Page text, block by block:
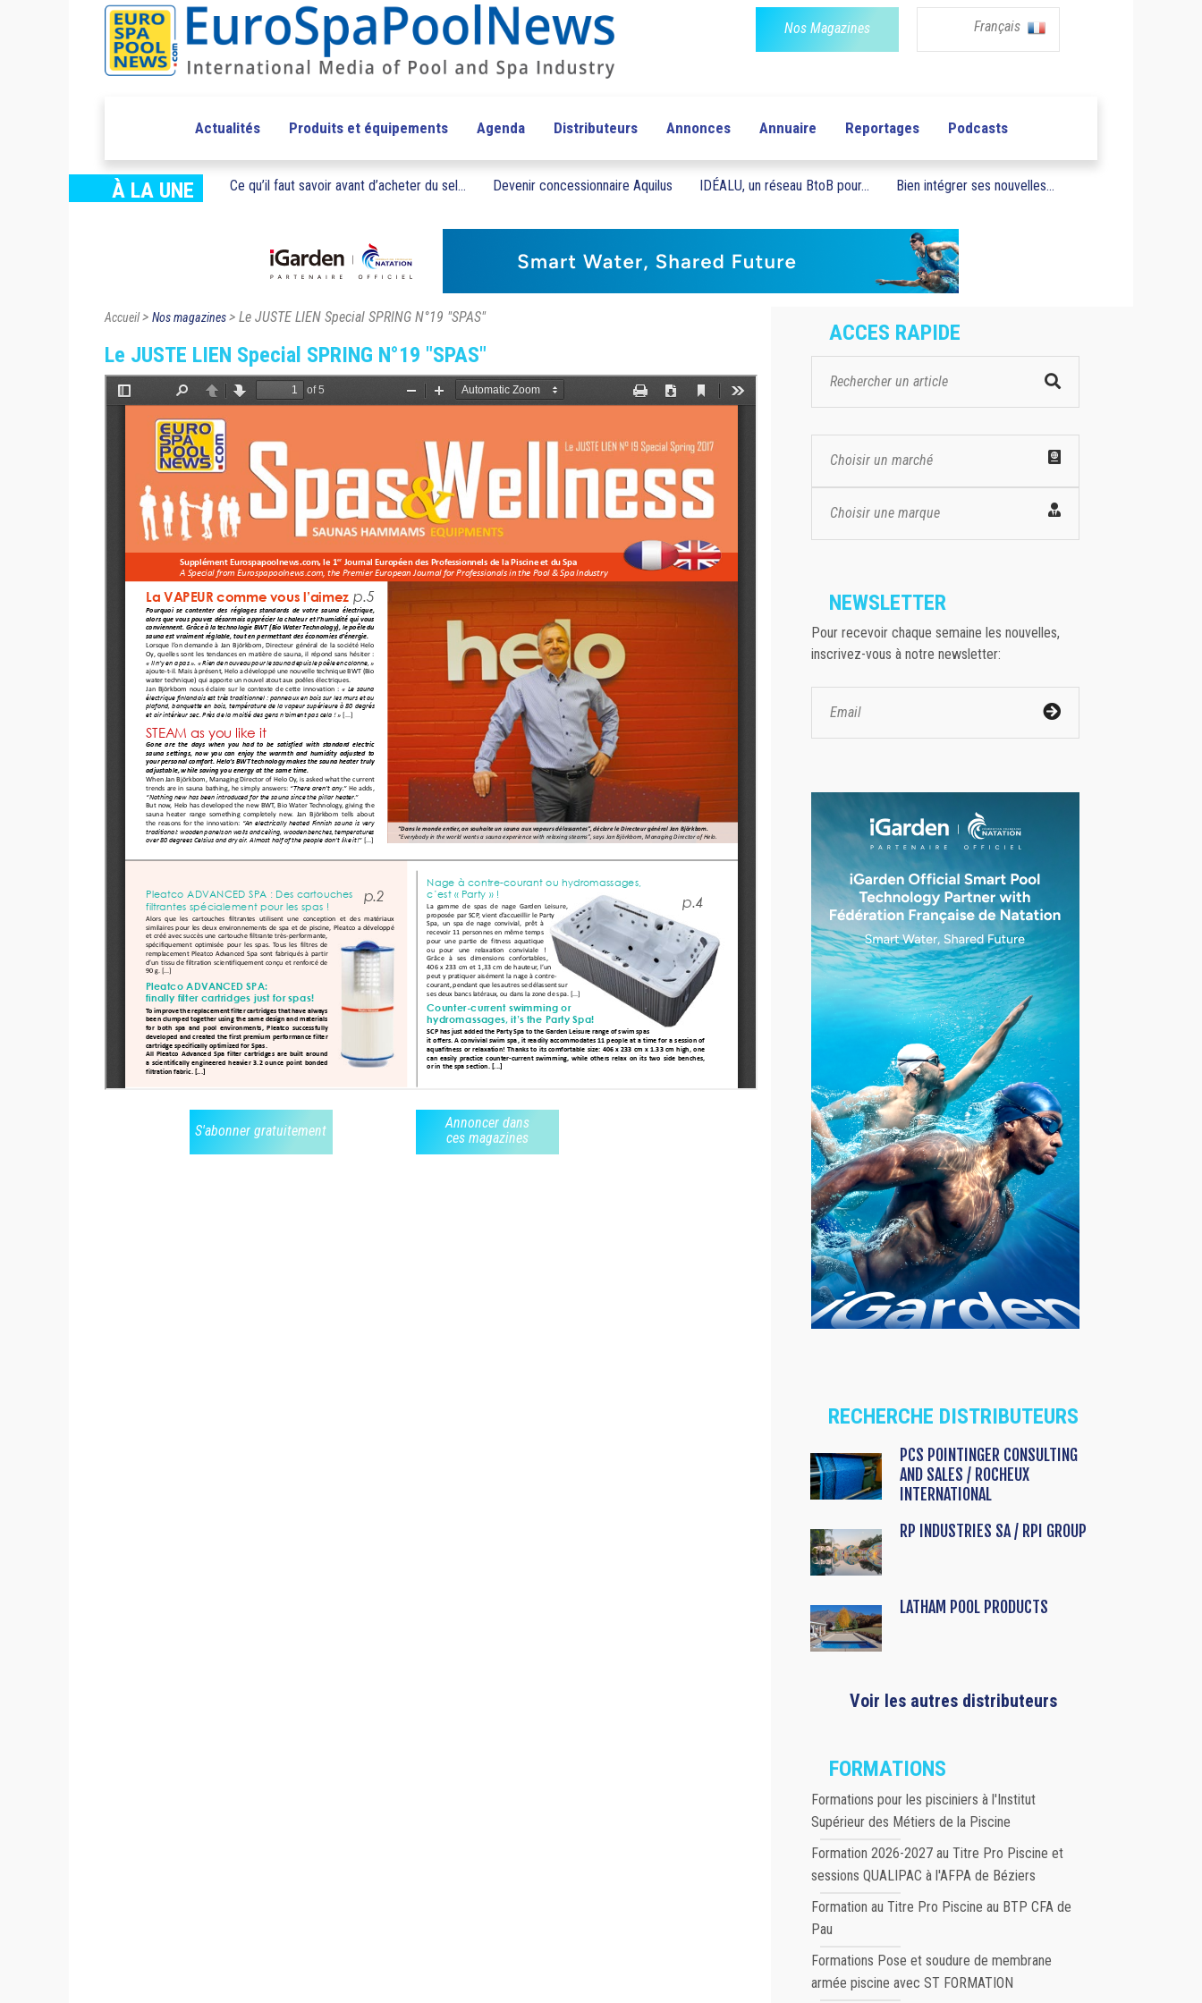
Nos Magazines Français
Actualités Produits et équipements Agenda Distributeurs Annonces Annuaire Reportages Podcasts
À LA UNE Ce qu’il faut savoir avant d’acheter du sel... Devenir concessionnaire Aquilus IDÉALU, un réseau BtoB pour... Bien intégrer ses nouvelles...
Accueil> Nos magazines> Le JUSTE LIEN Special SPRING N°19 "SPAS"
Le JUSTE LIEN Special SPRING N°19 "SPAS"
S'abonner gratuitement
Annoncer dans
ces magazines
ACCES RAPIDE
Choisir un marché
Choisir une marque
NEWSLETTER
Pour recevoir chaque semaine les nouvelles,
inscrivez-vous à notre newsletter:
RECHERCHE DISTRIBUTEURS
PCS POINTINGER CONSULTING
AND SALES / ROCHEUX
INTERNATIONAL
RP INDUSTRIES SA / RPI GROUP
LATHAM POOL PRODUCTS
Voir les autres distributeurs
FORMATIONS
Formations pour les pisciniers à l'Institut
Supérieur des Métiers de la Piscine
Formation 2026-2027 au Titre Pro Piscine et
sessions QUALIPAC à l'AFPA de Béziers
Formation au Titre Pro Piscine au BTP CFA de
Pau
Formations Pose et soudure de membrane
armée piscine avec ST FORMATION